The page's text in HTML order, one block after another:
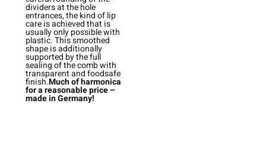
dividers at the hole
entrances, the kind of lip
care is achieved that is
usually only possible with
plastic. This smoothed
shape is additionally
supported by the full
sealing of the comb with
transparent and foodsafe
finish.Much of harmonica
for a reasonable price –
made in Germany!